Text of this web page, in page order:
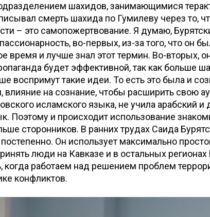
шахидов, занимающимися
смерть шахида по Гумилеву через то,
– это самопожертвование. Я думаю,
во-первых, из-за того, что он
время и лучше знал этот термин. Во-вторых,
будет эффективной, так как больше
воспримут такие идеи. То есть это была и
влияние на сознание, чтобы расширить свою
исламского языка, не учила арабский и
Поэтому и происходит использование
сторонников. В ранних трудах Саида
Он использует максимально
люди на Кавказе и в остальных
когда работаем над решением проблем
конфликтов.